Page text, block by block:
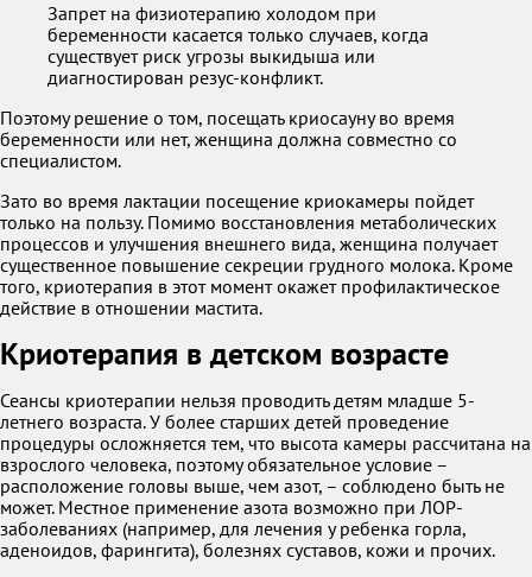
Запрет на физиотерапию холодом при
беременности касается только случаев, когда
существует риск угрозы выкидыша или
диагностирован резус-конфликт.
Поэтому решение о том, посещать криосауну во время
беременности или нет, женщина должна совместно со
специалистом.
Зато во время лактации посещение криокамеры пойдет
только на пользу. Помимо восстановления метаболических
процессов и улучшения внешнего вида, женщина получает
существенное повышение секреции грудного молока. Кроме
того, криотерапия в этот момент окажет профилактическое
действие в отношении мастита.
Криотерапия в детском возрасте
Сеансы криотерапии нельзя проводить детям младше 5-
летнего возраста. У более старших детей проведение
процедуры осложняется тем, что высота камеры рассчитана на
взрослого человека, поэтому обязательное условие –
расположение головы выше, чем азот, – соблюдено быть не
может. Местное применение азота возможно при ЛОР-
заболеваниях (например, для лечения у ребенка горла,
аденоидов, фарингита), болезнях суставов, кожи и прочих.